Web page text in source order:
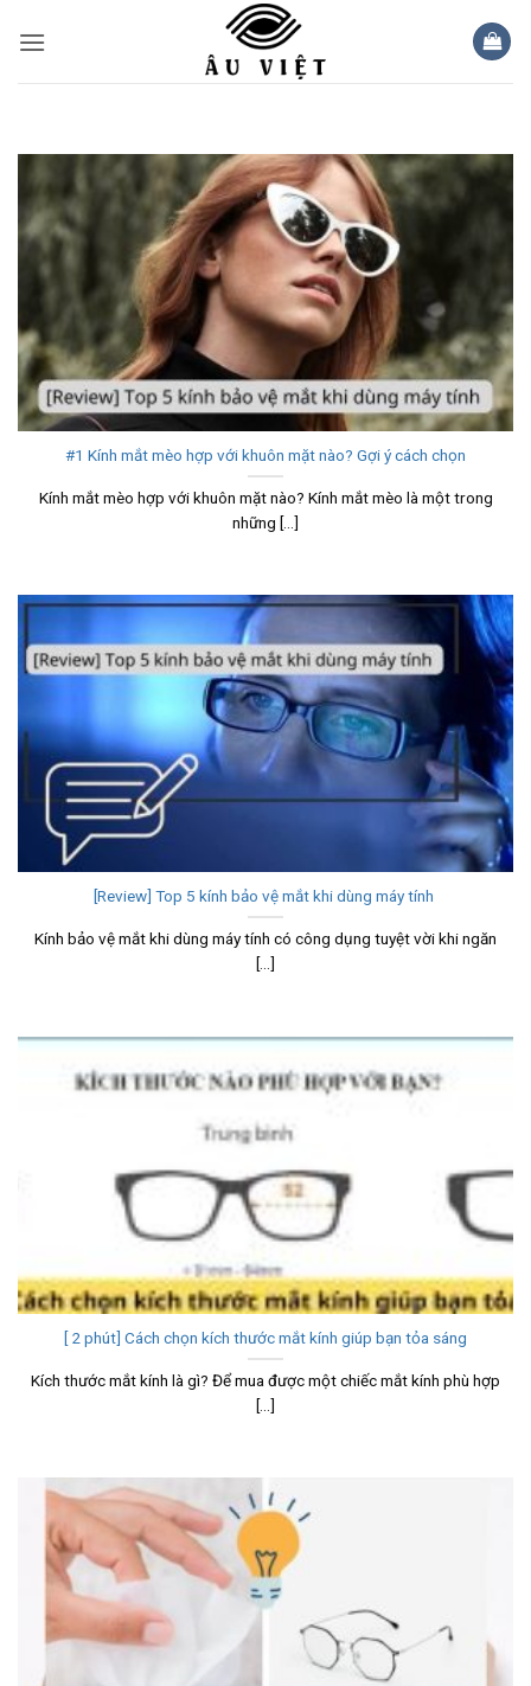
qua
#1 Kính mắt mèo hợp với khuôn mặt nào? Gợi ý cách chọn
Kính mắt mèo hợp với khuôn mặt nào? Kính mắt mèo là một trong
những [...]
[Review] Top 5 kính bảo vệ mắt khi dùng máy tính
Kính bảo vệ mắt khi dùng máy tính có công dụng tuyệt vời khi ngăn
[...]
[ 2 phút] Cách chọn kích thước mắt kính giúp bạn tỏa sáng
Kích thước mắt kính là gì? Để mua được một chiếc mắt kính phù hợp
[...]